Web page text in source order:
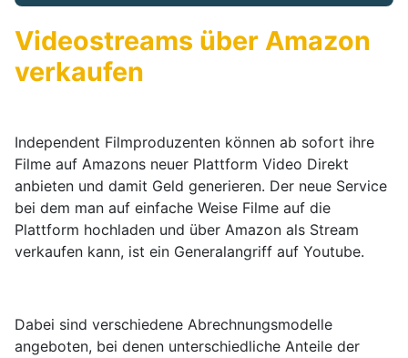
Videostreams über Amazon
verkaufen
Independent Filmproduzenten können ab sofort ihre
Filme auf Amazons neuer Plattform Video Direkt
anbieten und damit Geld generieren. Der neue Service
bei dem man auf einfache Weise Filme auf die
Plattform hochladen und über Amazon als Stream
verkaufen kann, ist ein Generalangriff auf Youtube.
Dabei sind verschiedene Abrechnungsmodelle
angeboten, bei denen unterschiedliche Anteile der